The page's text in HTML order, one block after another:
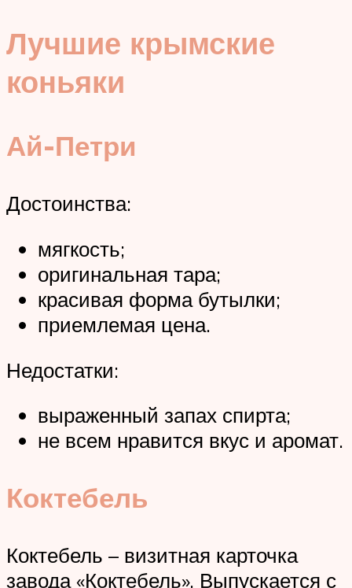
Лучшие крымские
коньяки
Ай-Петри
Достоинства:
мягкость;
оригинальная тара;
красивая форма бутылки;
приемлемая цена.
Недостатки:
выраженный запах спирта;
не всем нравится вкус и аромат.
Коктебель
Коктебель – визитная карточка
завода «Коктебель». Выпускается с